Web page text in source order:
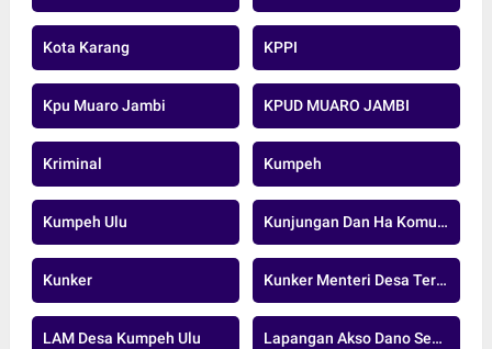
Kota Karang KPPI
Kpu Muaro Jambi KPUD MUARO JAMBI
Kriminal Kumpeh
Kumpeh Ulu Kunjungan Dan Ha Komunikasi
Kunker Kunker Menteri Desa Tertinggal
LAM Desa Kumpeh Ulu Lapangan Akso Dano Sengeti